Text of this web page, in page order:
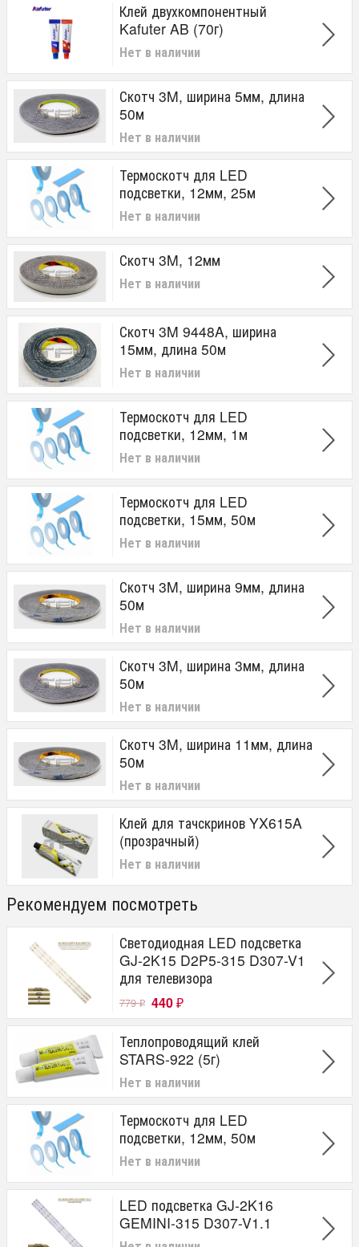
Клей двухкомпонентный
Kafuter AB (70г)
Нет в наличии
Скотч 3M, ширина 5мм, длина
50м
Нет в наличии
Термоскотч для LED
подсветки, 12мм, 25м
Нет в наличии
Скотч 3M, 12мм
Нет в наличии
Скотч 3M 9448A, ширина
15мм, длина 50м
Нет в наличии
Термоскотч для LED
подсветки, 12мм, 1м
Нет в наличии
Термоскотч для LED
подсветки, 15мм, 50м
Нет в наличии
Скотч 3M, ширина 9мм, длина
50м
Нет в наличии
Скотч 3M, ширина 3мм, длина
50м
Нет в наличии
Скотч 3M, ширина 11мм, длина
50м
Нет в наличии
Клей для тачскринов YX615A
(прозрачный)
Нет в наличии
Рекомендуем посмотреть
Светодиодная LED подсветка
GJ-2K15 D2P5-315 D307-V1
для телевизора
779₽ 440 ₽
Теплопроводящий клей
STARS-922 (5г)
Нет в наличии
Термоскотч для LED
подсветки, 12мм, 50м
Нет в наличии
LED подсветка GJ-2K16
GEMINI-315 D307-V1.1